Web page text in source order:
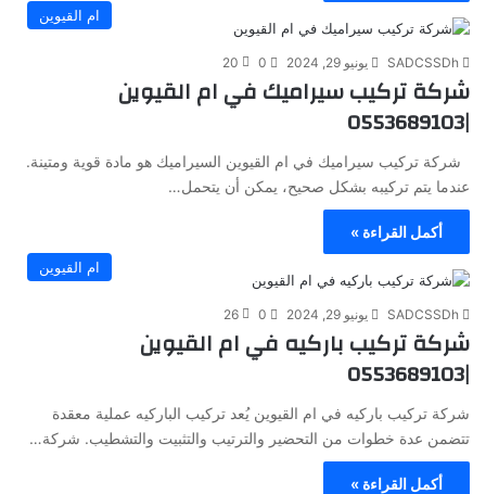
ام القيوين
SADCSSDh يونيو 29, 2024 0
20
شركة تركيب سيراميك في ام القيوين
|0553689103
شركة تركيب سيراميك في ام القيوين السيراميك هو مادة قوية ومتينة.
عندما يتم تركيبه بشكل صحيح، يمكن أن يتحمل…
أكمل القراءة »
ام القيوين
SADCSSDh يونيو 29, 2024 0
26
شركة تركيب باركيه في ام القيوين
|0553689103
شركة تركيب باركيه في ام القيوين يُعد تركيب الباركيه عملية معقدة
تتضمن عدة خطوات من التحضير والترتيب والتثبيت والتشطيب. شركة…
أكمل القراءة »